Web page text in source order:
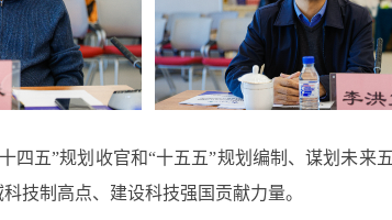
五”规划收官和“十五五”规划编制、谋划未
技制高点、建设科技强国贡献力量。